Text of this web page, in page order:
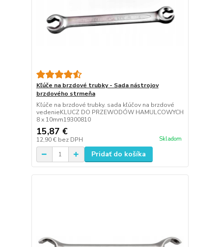
Kľúče na brzdové trubky - Sada nástrojov
brzdového strmeňa
Kľúče na brzdové trubky. sada kľúčov na brzdové
vedenieKLUCZ DO PRZEWODÓW HAMULCOWYCH
8 x 10mm19300810
15,87 €
12,90 € bez DPH Skladom
Pridať do košíka